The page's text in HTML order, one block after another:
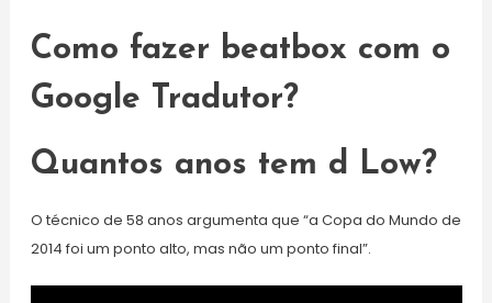
Como fazer beatbox com o
Google Tradutor?
Quantos anos tem d Low?
O técnico de 58 anos argumenta que “a Copa do Mundo de
2014 foi um ponto alto, mas não um ponto final”.